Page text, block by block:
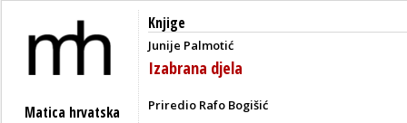
Matica hrvatska
Knjige
Junije Palmotić
Izabrana djela
Priredio Rafo Bogišić